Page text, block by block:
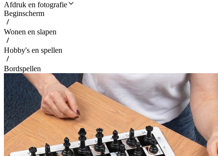
Afdruk en fotografie
Beginscherm
Wonen en slapen
Hobby's en spellen
Bordspellen